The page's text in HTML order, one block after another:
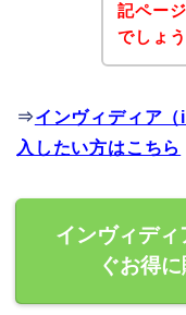
記ペー
でしょ
⇒インヴィディア
入したい方はこちら
インヴィデ
ぐお得